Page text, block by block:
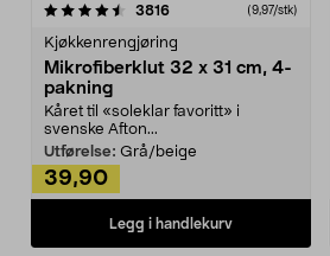
3816anmeldelser(9,97/stk)
Kjøkkenrengjøring
Mikrofiberklut 32 x 31 cm, 4-
pakning
Kåret til «soleklar favoritt» i
svenske Afton...
Utførelse: Grå/beige
39,90
Legg i handlekurv
4.5av 5 stjerner